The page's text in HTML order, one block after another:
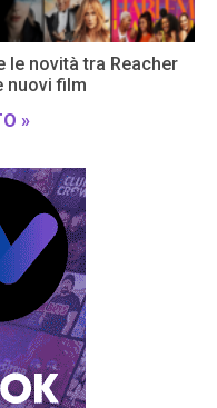
le novità tra Reacher
nuovi film
»